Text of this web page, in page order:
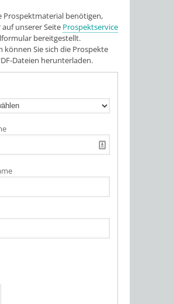
Prospektmaterial benötigen,
unserer Seite Prospektservice
bereitgestellt.
können Sie sich die Prospekte
Dateien herunterladen.